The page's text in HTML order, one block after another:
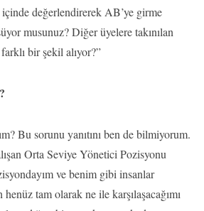
içinde değerlendirerek AB’ye girme
musunuz? Diğer üyelere takınılan
bir şekil alıyor?”
Bu sorunu yanıtını ben de bilmiyorum.
Orta Seviye Yönetici Pozisyonu
ve benim gibi insanlar
tam olarak ne ile karşılaşacağımı